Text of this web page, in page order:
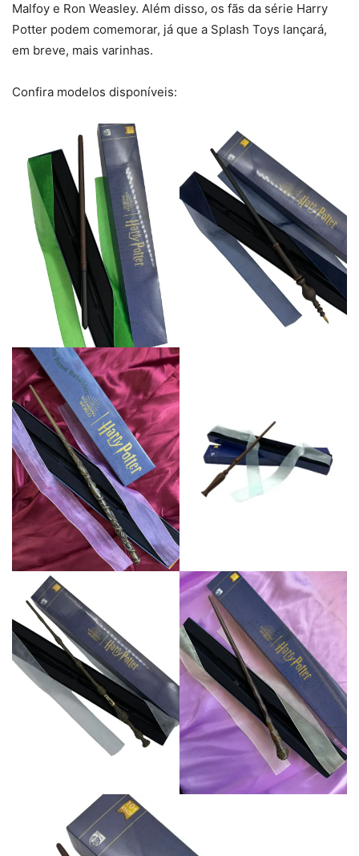
Malfoy e Ron Weasley. Além disso, os fãs da série Harry
Potter podem comemorar, já que a Splash Toys lançará,
em breve, mais varinhas.
Confira modelos disponíveis: